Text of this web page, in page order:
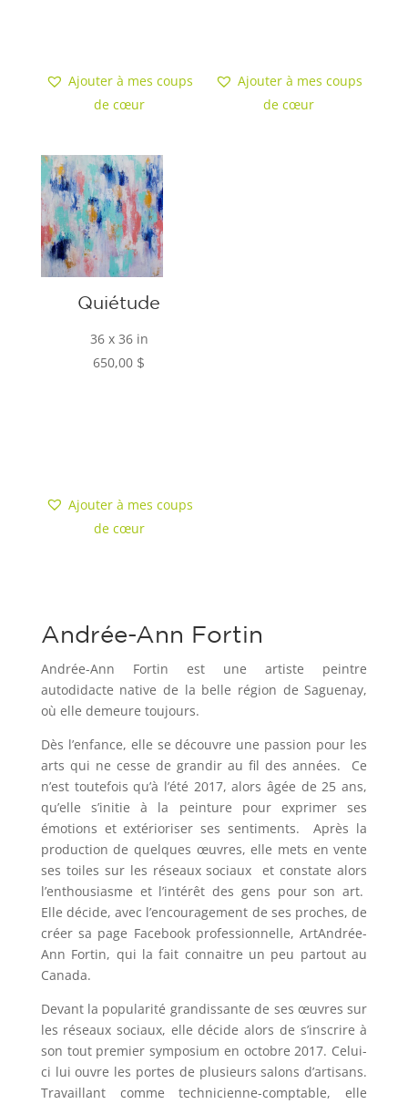
Ajouter à mes coups
de cœur
Ajouter à mes coups
de cœur
Quiétude
36 x 36 in
650,00 $
Ajouter à mes coups
de cœur
Andrée-Ann Fortin
Andrée-Ann Fortin est une artiste peintre
autodidacte native de la belle région de Saguenay,
où elle demeure toujours.
Dès l’enfance, elle se découvre une passion pour les
arts qui ne cesse de grandir au fil des années. Ce
n’est toutefois qu’à l’été 2017, alors âgée de 25 ans,
qu’elle s’initie à la peinture pour exprimer ses
émotions et extérioriser ses sentiments. Après la
production de quelques œuvres, elle mets en vente
ses toiles sur les réseaux sociaux et constate alors
l’enthousiasme et l’intérêt des gens pour son art.
Elle décide, avec l’encouragement de ses proches, de
créer sa page Facebook professionnelle, ArtAndrée-
Ann Fortin, qui la fait connaitre un peu partout au
Canada.
Devant la popularité grandissante de ses œuvres sur
les réseaux sociaux, elle décide alors de s’inscrire à
son tout premier symposium en octobre 2017. Celui-
ci lui ouvre les portes de plusieurs salons d’artisans.
Travaillant comme technicienne-comptable, elle